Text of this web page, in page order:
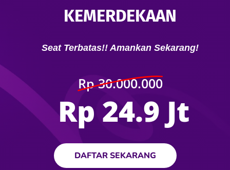
KEMERDEKAAN
Seat Terbatas!! Amankan Sekarang!
Rp 30.000.000
Rp 24.9 Jt
DAFTAR SEKARANG